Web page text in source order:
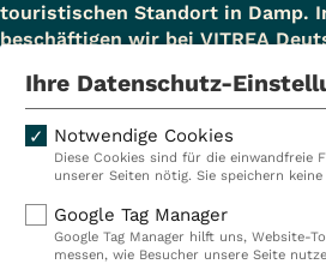
touristischen Standort in Damp.
beschäftigen wir bei VITREA
Kliniken
Reha
Prävention
Ihre Datenschutz-
Notwendige Cookies
Diese Cookies sind für die einwandfreie
unserer Seiten nötig. Sie speichern
Google Tag Manager
Google Tag Manager hilft uns, Website-
messen, wie Besucher unsere Seite